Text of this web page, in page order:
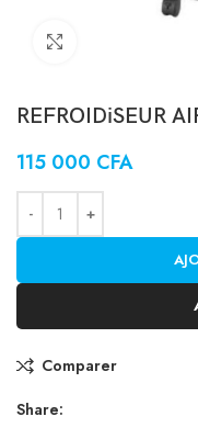
REFROIDiSEUR
115 000 CFA
Comparer
Share: